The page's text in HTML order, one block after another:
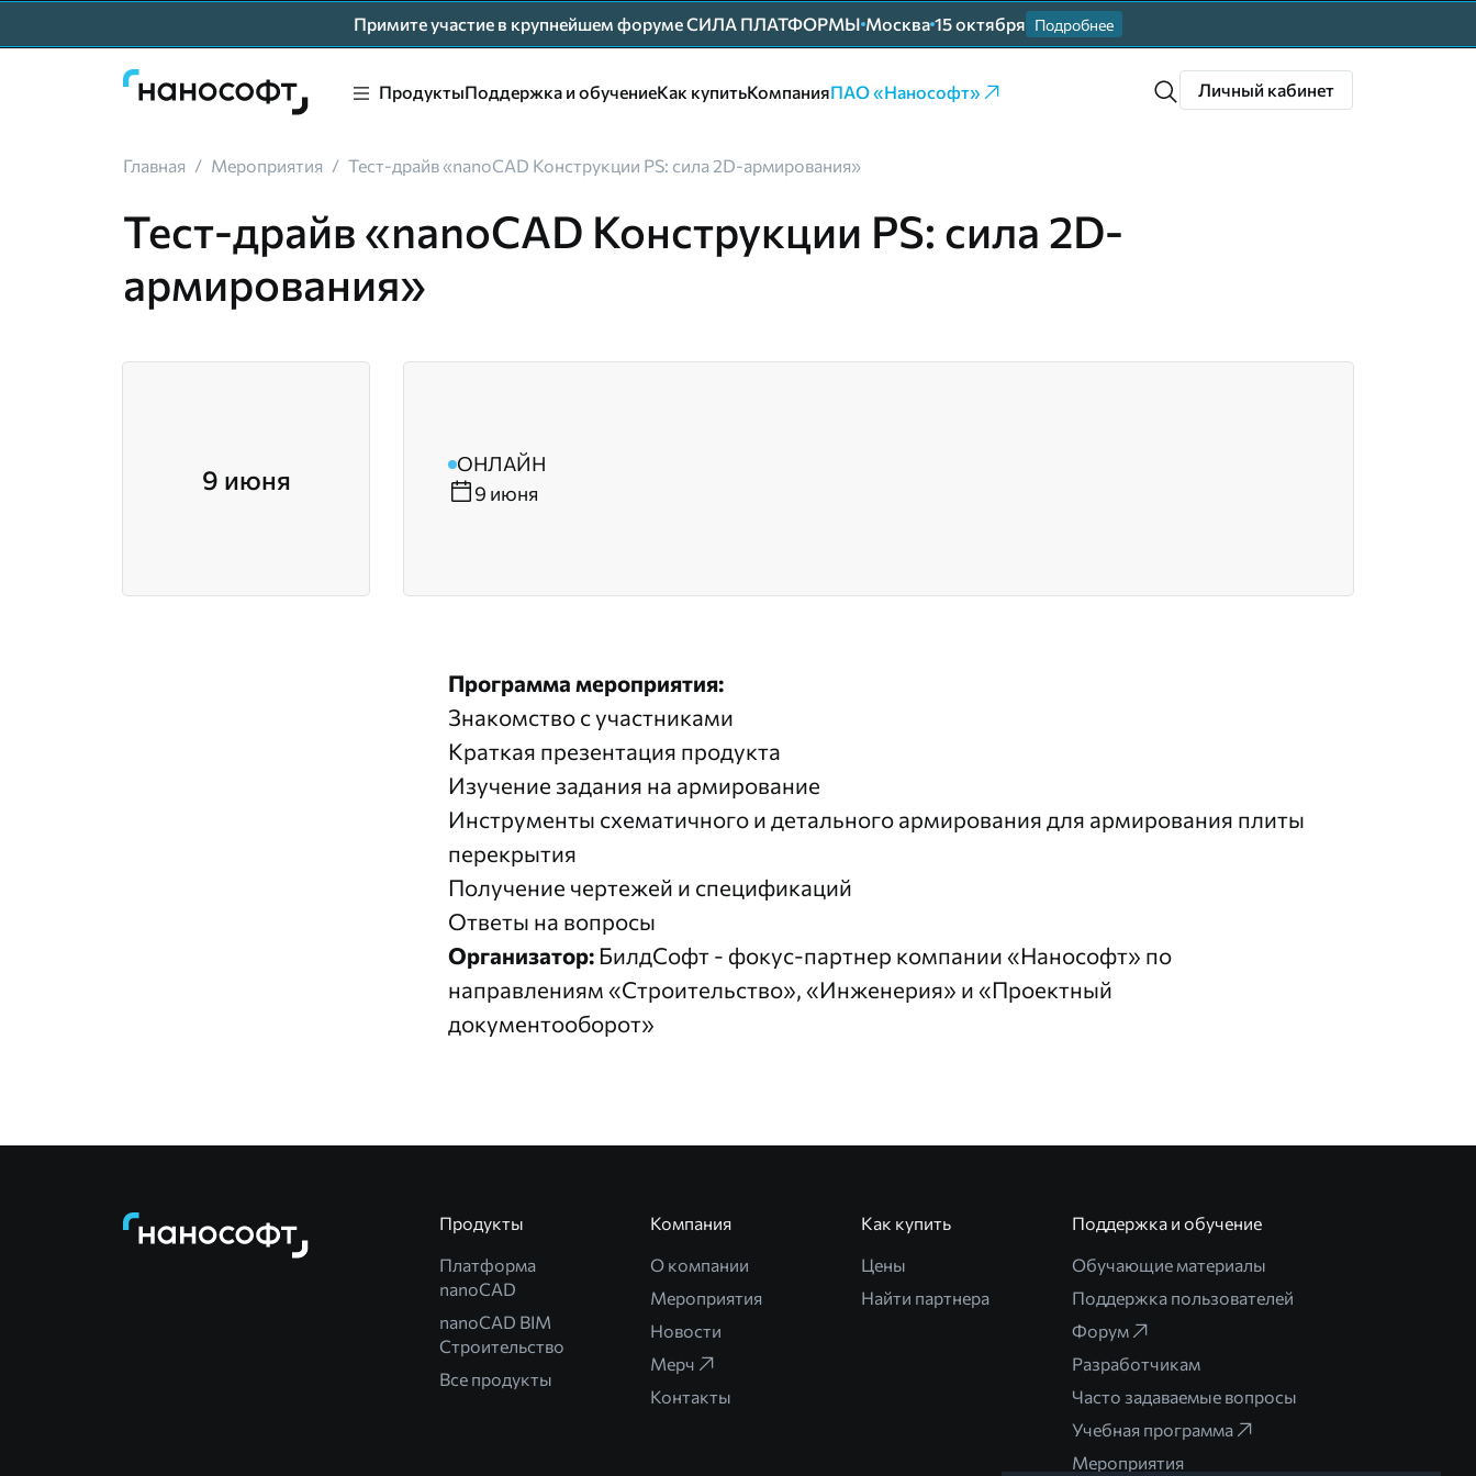
Примите участие в крупнейшем форуме СИЛА ПЛАТФОРМЫ Москва 15 октября Подробнее
ПродуктыПоддержка и обучениеКак купитьКомпанияПАО «Нанософт» Личный кабинет
Главная / Мероприятия / Тест-драйв «nanoCAD Конструкции PS: сила 2D-армирования»
Тест-драйв «nanoCAD Конструкции PS: сила 2D-
армирования»
9 июня
ОНЛАЙН
9 июня
Программа мероприятия:
Знакомство с участниками
Краткая презентация продукта
Изучение задания на армирование
Инструменты схематичного и детального армирования для армирования плиты
перекрытия
Получение чертежей и спецификаций
Ответы на вопросы
Организатор: БилдСофт - фокус-партнер компании «Нанософт» по
направлениям «Строительство», «Инженерия» и «Проектный
документооборот»
Продукты
Платформа
nanoCAD
nanoCAD BIM
Строительство
Все продукты
Компания
О компании
Мероприятия
Новости
Мерч
Контакты
Как купить
Цены
Найти партнера
Поддержка и обучение
Обучающие материалы
Поддержка пользователей
Форум
Разработчикам
Часто задаваемые вопросы
Учебная программа
Мероприятия